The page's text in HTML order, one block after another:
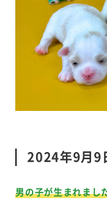
2024年9月9
男の子が生まれまし